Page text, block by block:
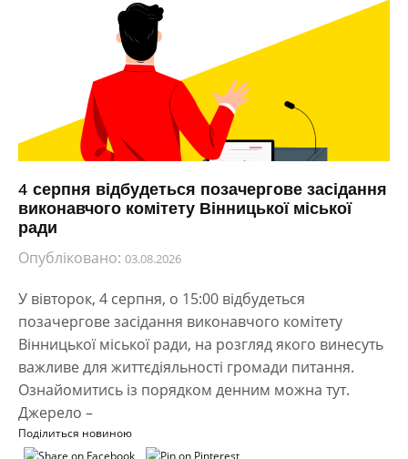
4 серпня відбудеться позачергове засідання
виконавчого комітету Вінницької міської
ради
Опубліковано: 03.08.2026
У вівторок, 4 серпня, о 15:00 відбудеться
позачергове засідання виконавчого комітету
Вінницької міської ради, на розгляд якого винесуть
важливе для життєдіяльності громади питання.
Ознайомитись із порядком денним можна тут.
Джерело –
Поділиться новиною